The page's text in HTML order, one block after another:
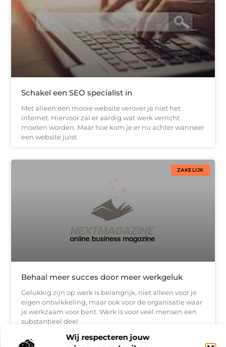
Wij respecteren jouw
Schakel een SEO specialist in
Met alleen een mooie website verover je niet het
internet. Hiervoor zal er aardig wat werk verricht
moeten worden. Maar hoe kom je er nu achter wanneer
een website juist
ZAKELIJK
Behaal meer succes door meer werkgeluk
Gelukkig zijn op werk is belangrijk, niet alleen voor je
eigen ontwikkeling, maar ook voor de organisatie waar
je werkzaam voor bent. Werk is voor veel mensen een
substantieel deel